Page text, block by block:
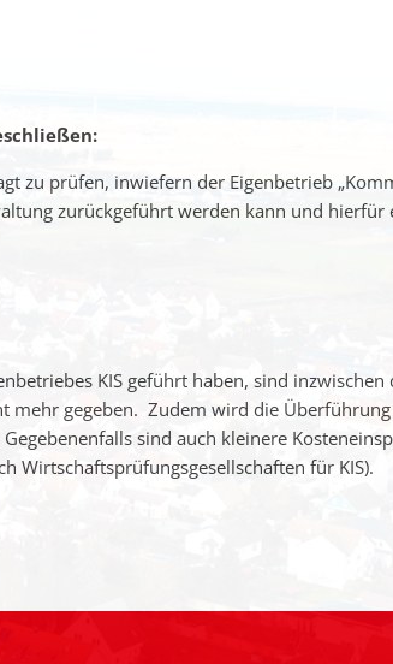
zu prüfen, inwiefern der Eigenbetrieb
zurückgeführt werden kann und hierfür
KIS geführt haben, sind inzwischen
mehr gegeben. Zudem wird die
sind auch kleinere
Wirtschaftsprüfungsgesellschaften für KIS).